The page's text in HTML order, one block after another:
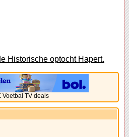
Historische optocht Hapert.